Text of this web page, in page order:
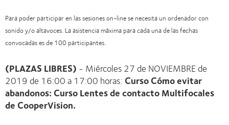
Para poder participar en las sesiones on-line se necesita un ordenador con
sonido y/o altavoces. La asistencia máxima para cada una de las fechas
convocadas es de 100 participantes.
(PLAZAS LIBRES) - Miércoles 27 de NOVIEMBRE de
2019 de 16:00 a 17:00 horas:Curso Cómo evitar
abandonos: Curso Lentes de contacto Multifocales
de CooperVision.